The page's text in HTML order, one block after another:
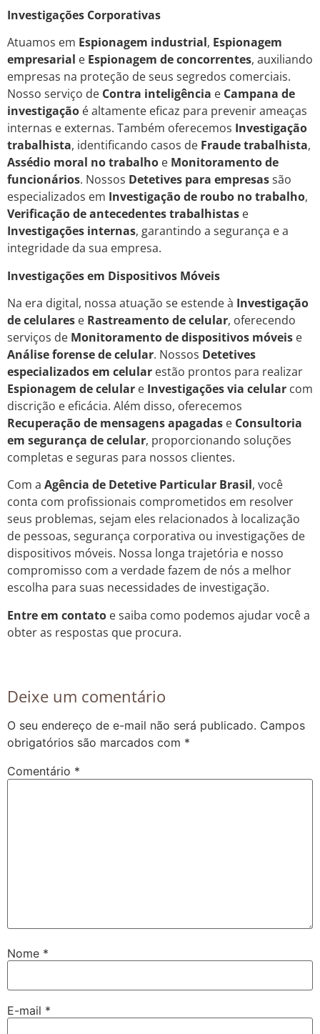
Investigações Corporativas
Atuamos em Espionagem industrial, Espionagem
empresarial e Espionagem de concorrentes, auxiliando
empresas na proteção de seus segredos comerciais.
Nosso serviço de Contra inteligência e Campana de
investigação é altamente eficaz para prevenir ameaças
internas e externas. Também oferecemos Investigação
trabalhista, identificando casos de Fraude trabalhista,
Assédio moral no trabalho e Monitoramento de
funcionários. Nossos Detetives para empresassão
especializados em Investigação de roubo no trabalho,
Verificação de antecedentes trabalhistas e
Investigações internas, garantindo a segurança e a
integridade da sua empresa.
Investigações em Dispositivos Móveis
Na era digital, nossa atuação se estende à Investigação
de celulares e Rastreamento de celular, oferecendo
serviços de Monitoramento de dispositivos móveis e
Análise forense de celular. Nossos Detetives
especializados em celular estão prontos para realizar
Espionagem de celular e Investigações via celular com
discrição e eficácia. Além disso, oferecemos
Recuperação de mensagens apagadas e Consultoria
em segurança de celular, proporcionando soluções
completas e seguras para nossos clientes.
Com a Agência de Detetive Particular Brasil, você
conta com profissionais comprometidos em resolver
seus problemas, sejam eles relacionados à localização
de pessoas, segurança corporativa ou investigações de
dispositivos móveis. Nossa longa trajetória e nosso
compromisso com a verdade fazem de nós a melhor
escolha para suas necessidades de investigação.
Entre em contato e saiba como podemos ajudar você a
obter as respostas que procura.
Deixe um comentário
O seu endereço de e-mail não será publicado. Campos
obrigatórios são marcados com *
Comentário *
Nome *
E-mail *